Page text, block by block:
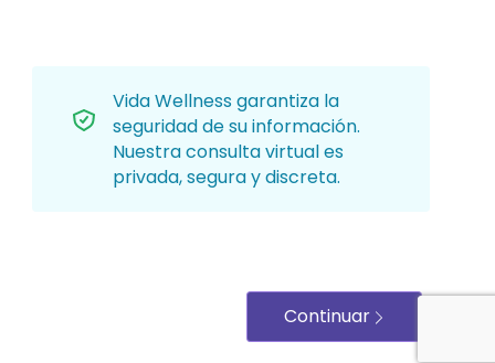
Vida Wellness garantiza la
seguridad de su información.
Nuestra consulta virtual es
privada, segura y discreta.
Continuar